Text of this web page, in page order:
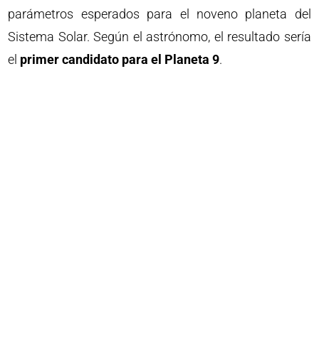
parámetros esperados para el noveno planeta del
Sistema Solar. Según el astrónomo, el resultado sería
el primer candidato para el Planeta 9.